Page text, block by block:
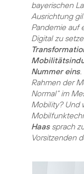
bayerischen
Ausrichtung
Pandemie auf
Digital zu
Nummer eins.
Rahmen der
Normal“ im
Mobility? Und
Haassprach
Vorsitzenden